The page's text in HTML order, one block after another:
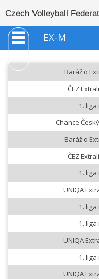
Czech Volleyball
EX-M
Baráž o
ČEZ
1.
Chance
Baráž o
ČEZ
1.
UNIQA
1.
1.
UNIQA
1.
UNIQA